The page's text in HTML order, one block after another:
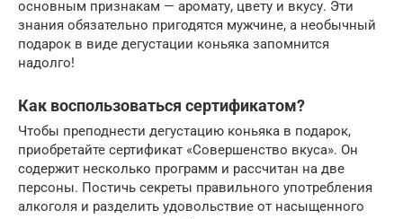
основным признакам — аромату, цвету и вкусу. Эти
знания обязательно пригодятся мужчине, а необычный
подарок в виде дегустации коньяка запомнится
надолго!
Как воспользоваться сертификатом?
Чтобы преподнести дегустацию коньяка в подарок,
приобретайте сертификат «Совершенство вкуса». Он
содержит несколько программ и рассчитан на две
персоны. Постичь секреты правильного употребления
алкоголя и разделить удовольствие от насыщенного